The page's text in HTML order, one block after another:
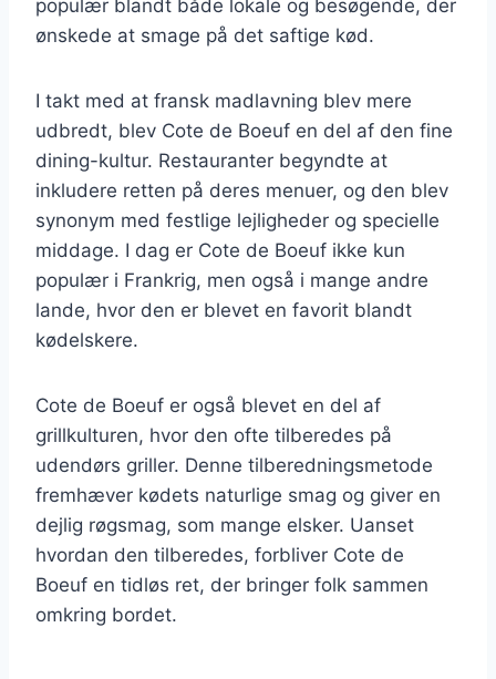
populær blandt både lokale og besøgende, der
ønskede at smage på det saftige kød.
I takt med at fransk madlavning blev mere
udbredt, blev Cote de Boeuf en del af den fine
dining-kultur. Restauranter begyndte at
inkludere retten på deres menuer, og den blev
synonym med festlige lejligheder og specielle
middage. I dag er Cote de Boeuf ikke kun
populær i Frankrig, men også i mange andre
lande, hvor den er blevet en favorit blandt
kødelskere.
Cote de Boeuf er også blevet en del af
grillkulturen, hvor den ofte tilberedes på
udendørs griller. Denne tilberedningsmetode
fremhæver kødets naturlige smag og giver en
dejlig røgsmag, som mange elsker. Uanset
hvordan den tilberedes, forbliver Cote de
Boeuf en tidløs ret, der bringer folk sammen
omkring bordet.